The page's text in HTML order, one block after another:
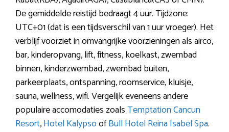
De gemiddelde reistijd bedraagt 4 uur. Tijdzone:
UTC+01 (dat is een tijdsverschil van 1 uur vroeger). Het
verblijf voorziet in omvangrijke voorzieningen als airco,
bar, kinderopvang, lift, fitness, koelkast, zwembad
binnen, kinderzwembad, zwembad buiten,
parkeerplaats, ontspanning, roomservice, kluisje,
sauna, wellness, wifi. Vergelijk eveneens andere
populaire accomodaties zoalsTemptation Cancun
Resort,Hotel KalypsoofBull Hotel Reina Isabel Spa.